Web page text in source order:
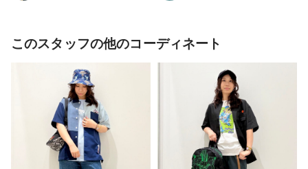
このスタッフの他のコーディネート